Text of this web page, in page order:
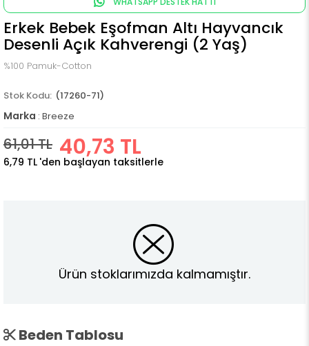
Erkek Bebek Eşofman Altı Hayvancık
Desenli Açık Kahverengi (2 Yaş)
%100 Pamuk-Cotton
(17260-71)
Marka : Breeze
61,01 TL 40,73 TL
6,79 TL 'den başlayan taksitlerle
Ürün stoklarımızda kalmamıştır.
Beden Tablosu